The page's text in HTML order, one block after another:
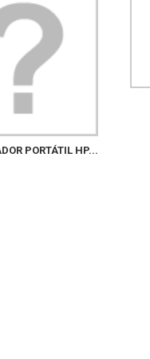
PORTÁTIL HP...